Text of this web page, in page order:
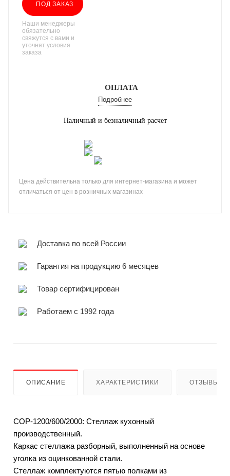
ПОД ЗАКАЗ
Наши менеджеры
обязательно
свяжутся с вами и
уточнят условия
заказа
ОПЛАТА
Подробнее
Наличный и безналичный расчет
Цена действительна только для интернет-магазина и может
отличаться от цен в розничных магазинах
Доставка по всей России
Гарантия на продукцию 6 месяцев
Товар сертифицирован
Работаем с 1992 года
ОПИСАНИЕ ХАРАКТЕРИСТИКИ ОТЗЫВЫ
СОР-1200/600/2000: Стеллаж кухонный
производственный.
Каркас стеллажа разборный, выполненный на основе
уголка из оцинкованной стали.
Стеллаж комплектуются пятью полками из